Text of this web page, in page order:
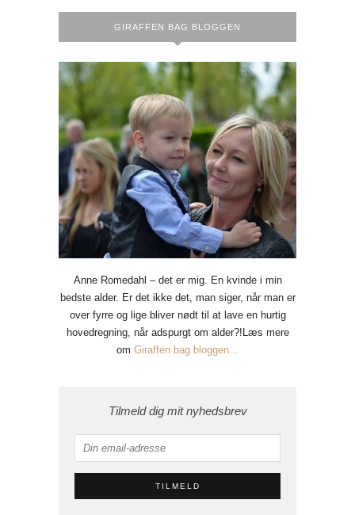
GIRAFFEN BAG BLOGGEN
Anne Romedahl – det er mig. En kvinde i min
bedste alder. Er det ikke det, man siger, når man er
over fyrre og lige bliver nødt til at lave en hurtig
hovedregning, når adspurgt om alder?!Læs mere
om Giraffen bag bloggen...
Tilmeld dig mit nyhedsbrev